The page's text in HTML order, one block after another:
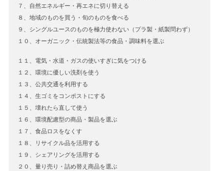
７、自然エネルギー・再エネに切り替える
８、地域のものを買う・旬のものを食べる
９、シングルユースのものを極力使わない（プラ製・紙製問わず）
１０、オーガニック・伝統製法等の食品・調味料を選ぶ
１１、電気・水道・ガスの使いすぎに気をつける
１２、環境に優しい洗剤を使う
１３、公共交通を利用する
１４、生ゴミをコンポストにする
１５、壊れたら直して使う
１６、環境配慮型の商品・製品を選ぶ
１７、食品ロスをなくす
１８、リサイクル品を活用する
１９、シェアリングを活用する
２０、量り売り・詰め替え商品を選ぶ